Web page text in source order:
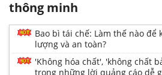
thông minh
Bao bì tái chế: Làm thế nào để
lượng và an toàn?
'Không hóa chất', 'không chất
trọng những lời quảng cáo dễ